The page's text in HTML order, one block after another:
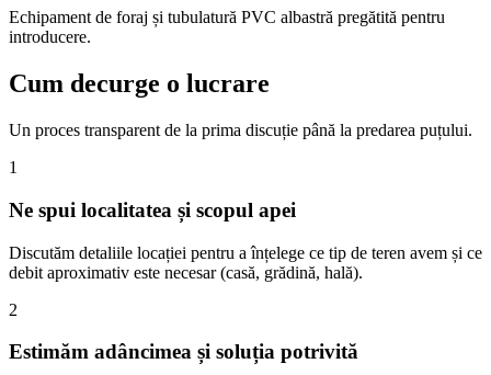
Echipament de foraj și tubulatură PVC albastră pregătită pentru
introducere.
Cum decurge o lucrare
Un proces transparent de la prima discuție până la predarea puțului.
1
Ne spui localitatea și scopul apei
Discutăm detaliile locației pentru a înțelege ce tip de teren avem și ce
debit aproximativ este necesar (casă, grădină, hală).
2
Estimăm adâncimea și soluția potrivită